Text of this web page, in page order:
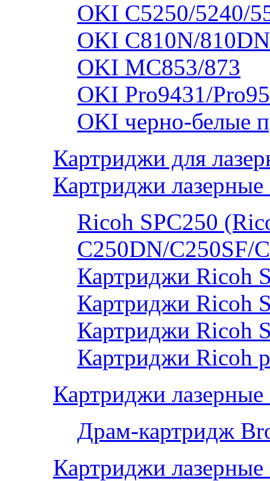
OKI C5250/5240/
OKI C810N/
OKI MC853/873
OKI Pro9431/
OKI черно-белые
Картриджи для
Картриджи
Ricoh SPC250
C250DN/C250SF/
Картриджи Ricoh
Картриджи Ricoh
Картриджи Ricoh
Картриджи Ricoh
Картриджи
Драм-картридж
Картриджи лазерные